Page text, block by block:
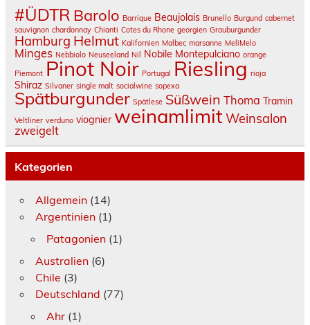
#ÜDTR Barolo Barrique Beaujolais Brunello Burgund cabernet
sauvignon chardonnay Chianti Cotes du Rhone georgien Grauburgunder
Hamburg Helmut Kalifornien Malbec marsanne MeliMelo
Minges Nebbiolo Neuseeland Nil Nobile Montepulciano orange
Piemont Pinot Noir Portugal Riesling rioja
Shiraz Silvaner single malt socialwine sopexa
Spätburgunder Spätlese Süßwein Thoma Tramin
Veltliner verduno viognier weinamlimit Weinsalon
zweigelt
Kategorien
Allgemein(14)
Argentinien(1)
Patagonien(1)
Australien(6)
Chile (3)
Deutschland (77)
Ahr(1)